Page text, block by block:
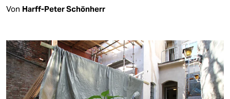
Von Harff-Peter Schönherr